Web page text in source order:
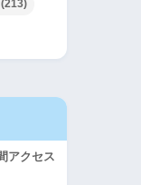
(213)
アクセス